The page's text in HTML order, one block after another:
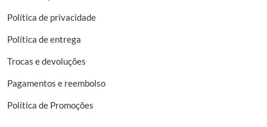
Política de privacidade
Política de entrega
Trocas e devoluções
Pagamentos e reembolso
Política de Promoções